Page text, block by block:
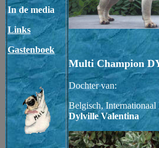
In de media
Links
Gastenboek
Multi Champion
Dochter van:
Belgisch,
Dylville Valentina